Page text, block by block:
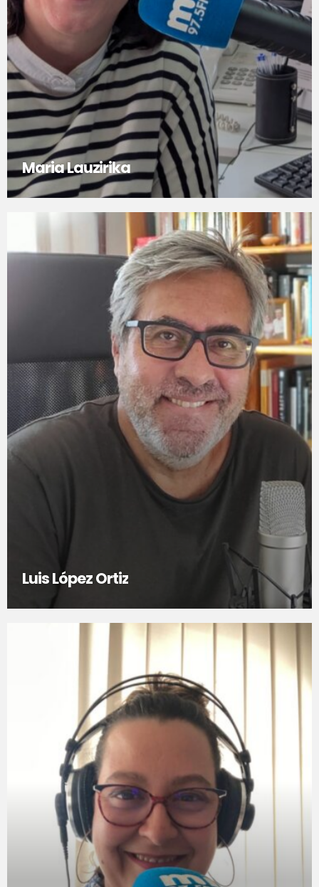
Maria Lauzirika
Luis López Ortiz